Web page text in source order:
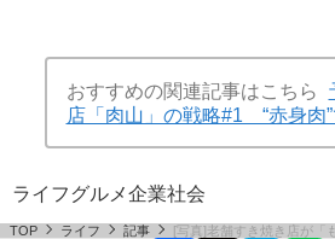
おすすめの関連記事はこちら
店「肉山」の戦略#1 “赤身肉
ライフグルメ企業社会
TOP ライフ 記事 [写真]老舗すき焼き店が